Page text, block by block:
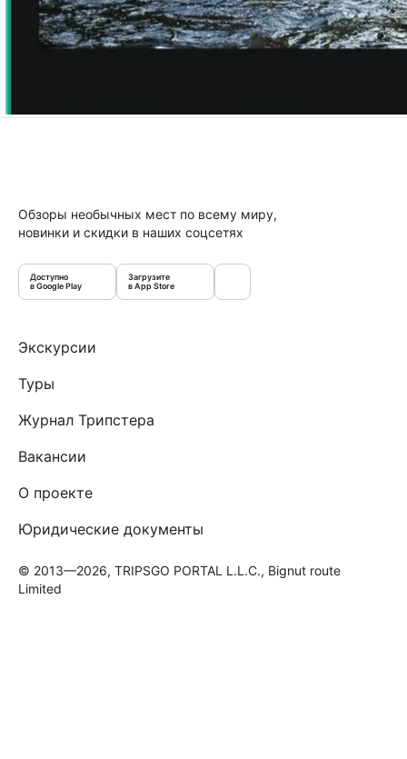
Обзоры необычных мест по всему миру,
новинки и скидки в наших соцсетях
Доступно
в Google Play
Загрузите
в App Store
Экскурсии
Туры
Журнал Трипстера
Вакансии
О проекте
Юридические документы
© 2013—2026, TRIPSGO PORTAL L.L.C., Bignut route
Limited